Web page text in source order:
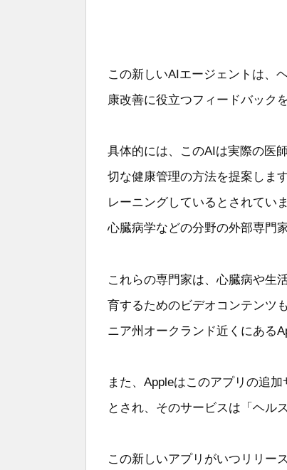
この新しいAIエージェントは、
康改善に役立つフィードバック
具体的には、このAIは実際の医
切な健康管理の方法を提案しま
レーニングしているとされてい
心臓病学などの分野の外部専門
これらの専門家は、心臓病や生
育するためのビデオコンテンツ
ニア州オークランド近くにある
また、Appleはこのアプリの追
とされ、そのサービスは「ヘル
この新しいアプリがいつリリー